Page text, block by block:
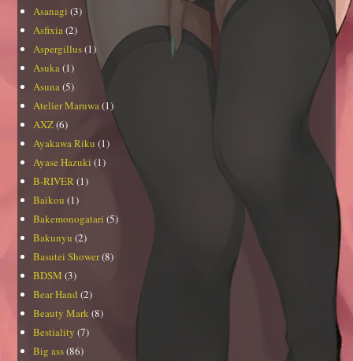
Asanagi (3)
Asfixia(2)
Aspergillus(1)
Asuka(1)
Asuna(5)
Atelier Maruwa(1)
AXZ(6)
Ayakawa Riku (1)
Ayase Hazuki (1)
B-RIVER (1)
Baikou (1)
Bakemonogatari (5)
Bakunyu (2)
Basutei Shower(8)
BDSM (3)
Bear Hand (2)
Beauty Mark (8)
Bestiality (7)
Big ass(86)